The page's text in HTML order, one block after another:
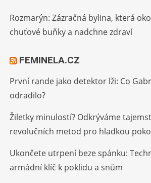
Rozmarýn: Zázračná bylina, která
chuťové buňky a nadchne zdraví
FEMINELA.CZ
První rande jako detektor lži: Co
odradilo?
Žiletky minulostí? Odkrýváme
revolučních metod pro hladkou
Ukončete utrpení beze spánku:
armádní klíč k poklidu a snům